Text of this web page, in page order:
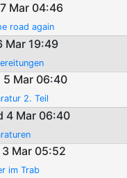
Mar 04:46
road again
Mar 19:49
5 Mar 06:40
2. Teil
4 Mar 06:40
3 Mar 05:52
im Trab